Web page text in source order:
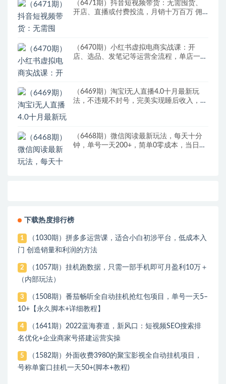
（6471期）抖音短视频带货：无需囤货、
开店、直播或付费投流，月销十万百万 佣
（6470期）小红书虚拟电商实战课：开
店、选品、发笔记等运营全流程，单店一天
（6469期）淘宝i无人直播4.0十月最新玩
法，不违规不封号，完美实现睡后收入，日
（6468期）微信阅读最新玩法，每天十分
钟，单号一天200+，简单0零成本，当日提
下载热度排行榜
1
（1030期）拼多多运营课，适合小白初涉平台，低成本入
门 创造销量和利润的方法
2
（1057期）挂机跑数据，只需一部手机即可月盈利10万＋
（内部玩法）
3
（1508期）番茄畅听全自动挂机抢红包项目，单号一天5–
10+【永久脚本+详细教程】
4
（1641期）2022蓝海赛道，新风口：短视频SEO搜索排
名优化+企业商家号搭建运营实操
5
（1582期）外面收费3980的聚宝影视全自动挂机项目，
号称单窗口挂机一天50+(脚本+教程)